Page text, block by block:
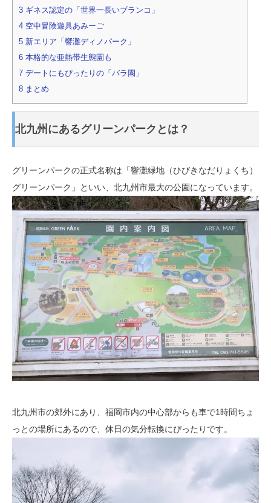
3 ギネス認定の「世界一長いブランコ」
4 空中冒険遊具あみーご
5 新エリア「響灘ディノパーク」
6 本格的な亜熱帯生態園も
7 デートにもぴったりの「バラ園」
8 まとめ
北九州にあるグリーンパークとは？
グリーンパークの正式名称は「響灘緑地（ひびきなだりょくち）
グリーンパーク」といい、北九州市最大の公園になっています。
北九州市の郊外にあり、福岡市内の中心部からも車で1時間ちょ
っとの場所にあるので、休日の気分転換にぴったりです。